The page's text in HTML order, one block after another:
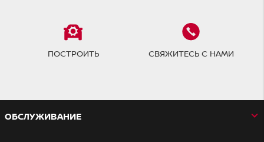
ПОСТРОИТЬ СВЯЖИТЕСЬ С НАМИ
OБСЛУЖИВАНИЕ